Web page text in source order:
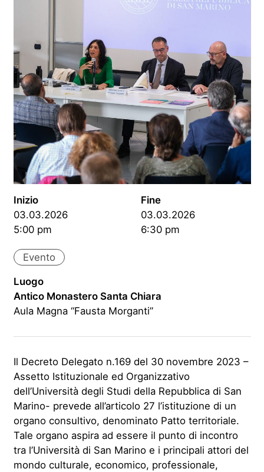
Inizio
03.03.2026
5:00 pm
Fine
03.03.2026
6:30 pm
Evento
Luogo
Antico Monastero Santa Chiara
Aula Magna “Fausta Morganti”
Il Decreto Delegato n.169 del 30 novembre 2023 –
Assetto Istituzionale ed Organizzativo
dell’Università degli Studi della Repubblica di San
Marino- prevede all’articolo 27 l’istituzione di un
organo consultivo, denominato Patto territoriale.
Tale organo aspira ad essere il punto di incontro
tra l’Università di San Marino e i principali attori del
mondo culturale, economico, professionale,